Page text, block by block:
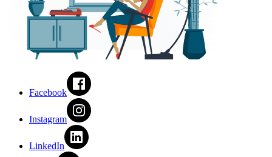
Facebook
Instagram
LinkedIn